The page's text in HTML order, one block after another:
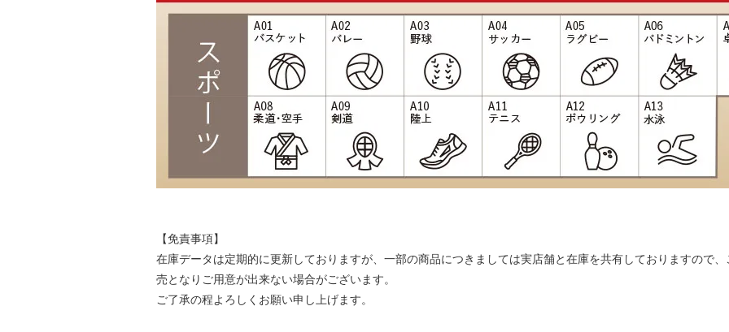
【免責事項】
在庫データは定期的に更新しておりますが、一部の商品につきましては実店舗と在庫を共有しておりますので
売となりご用意が出来ない場合がございます。
ご了承の程よろしくお願い申し上げます。